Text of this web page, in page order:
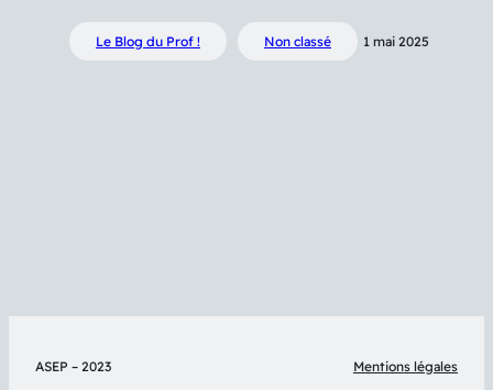
Le Blog du Prof ! Non classé 1 mai 2025
ASEP – 2023 Mentions légales